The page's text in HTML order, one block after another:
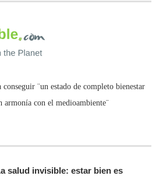
conseguir ¨un estado de completo bienestar
con el medioambiente¨
salud invisible: estar bien es